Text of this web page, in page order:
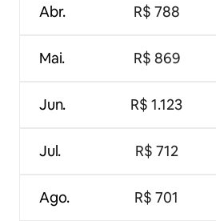
Abr.
Mai.
Jun.
Jul.
Ago.
R$ 788
R$ 869
R$ 1.123
R$ 712
R$ 701